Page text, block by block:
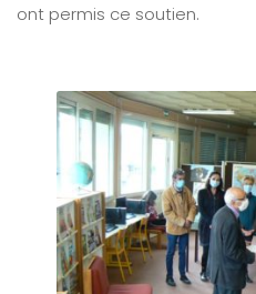
ont permis ce soutien.